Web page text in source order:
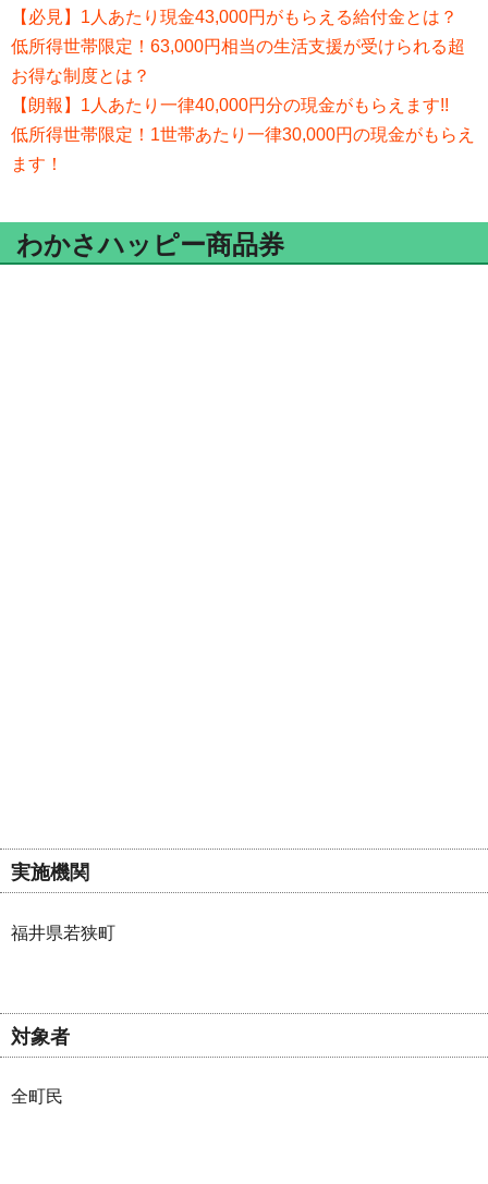
【必見】1人あたり現金43,000円がもらえる給付金とは？
低所得世帯限定！63,000円相当の生活支援が受けられる超
お得な制度とは？
【朗報】1人あたり一律40,000円分の現金がもらえます!!
低所得世帯限定！1世帯あたり一律30,000円の現金がもらえ
ます！
わかさハッピー商品券
実施機関
福井県若狭町
対象者
全町民